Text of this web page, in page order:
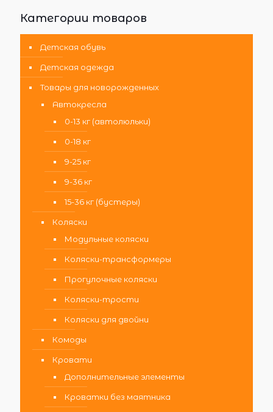
Категории товаров
Детская обувь
Детская одежда
Товары для новорожденных
Автокресла
0-13 кг (автолюльки)
0-18 кг
9-25 кг
9-36 кг
15-36 кг (бустеры)
Коляски
Модульные коляски
Коляски-трансформеры
Прогулочные коляски
Коляски-трости
Коляски для двойни
Комоды
Кровати
Дополнительные элементы
Кроватки без маятника